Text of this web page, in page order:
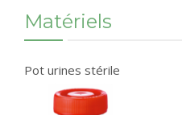
Matériels
Pot urines stérile